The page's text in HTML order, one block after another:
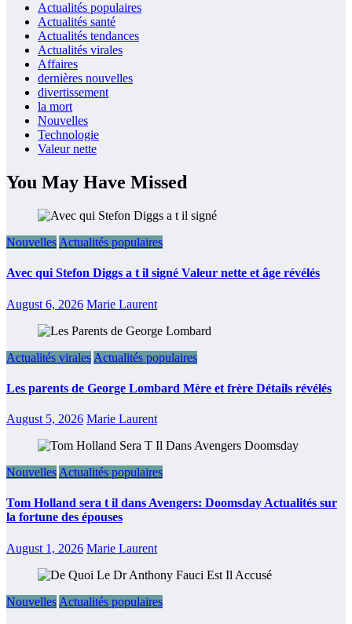
Actualités populaires
Actualités santé
Actualités tendances
Actualités virales
Affaires
dernières nouvelles
divertissement
la mort
Nouvelles
Technologie
Valeur nette
You May Have Missed
Nouvelles Actualités populaires
Avec qui Stefon Diggs a t il signé Valeur nette et âge révélés
August 6, 2026 Marie Laurent
Actualités virales Actualités populaires
Les parents de George Lombard Mère et frère Détails révélés
August 5, 2026 Marie Laurent
Nouvelles Actualités populaires
Tom Holland sera t il dans Avengers: Doomsday Actualités sur
la fortune des épouses
August 1, 2026 Marie Laurent
Nouvelles Actualités populaires